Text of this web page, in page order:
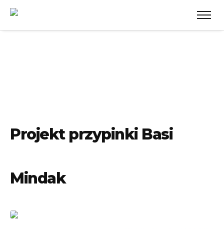
Projekt przypinki Basi
Mindak